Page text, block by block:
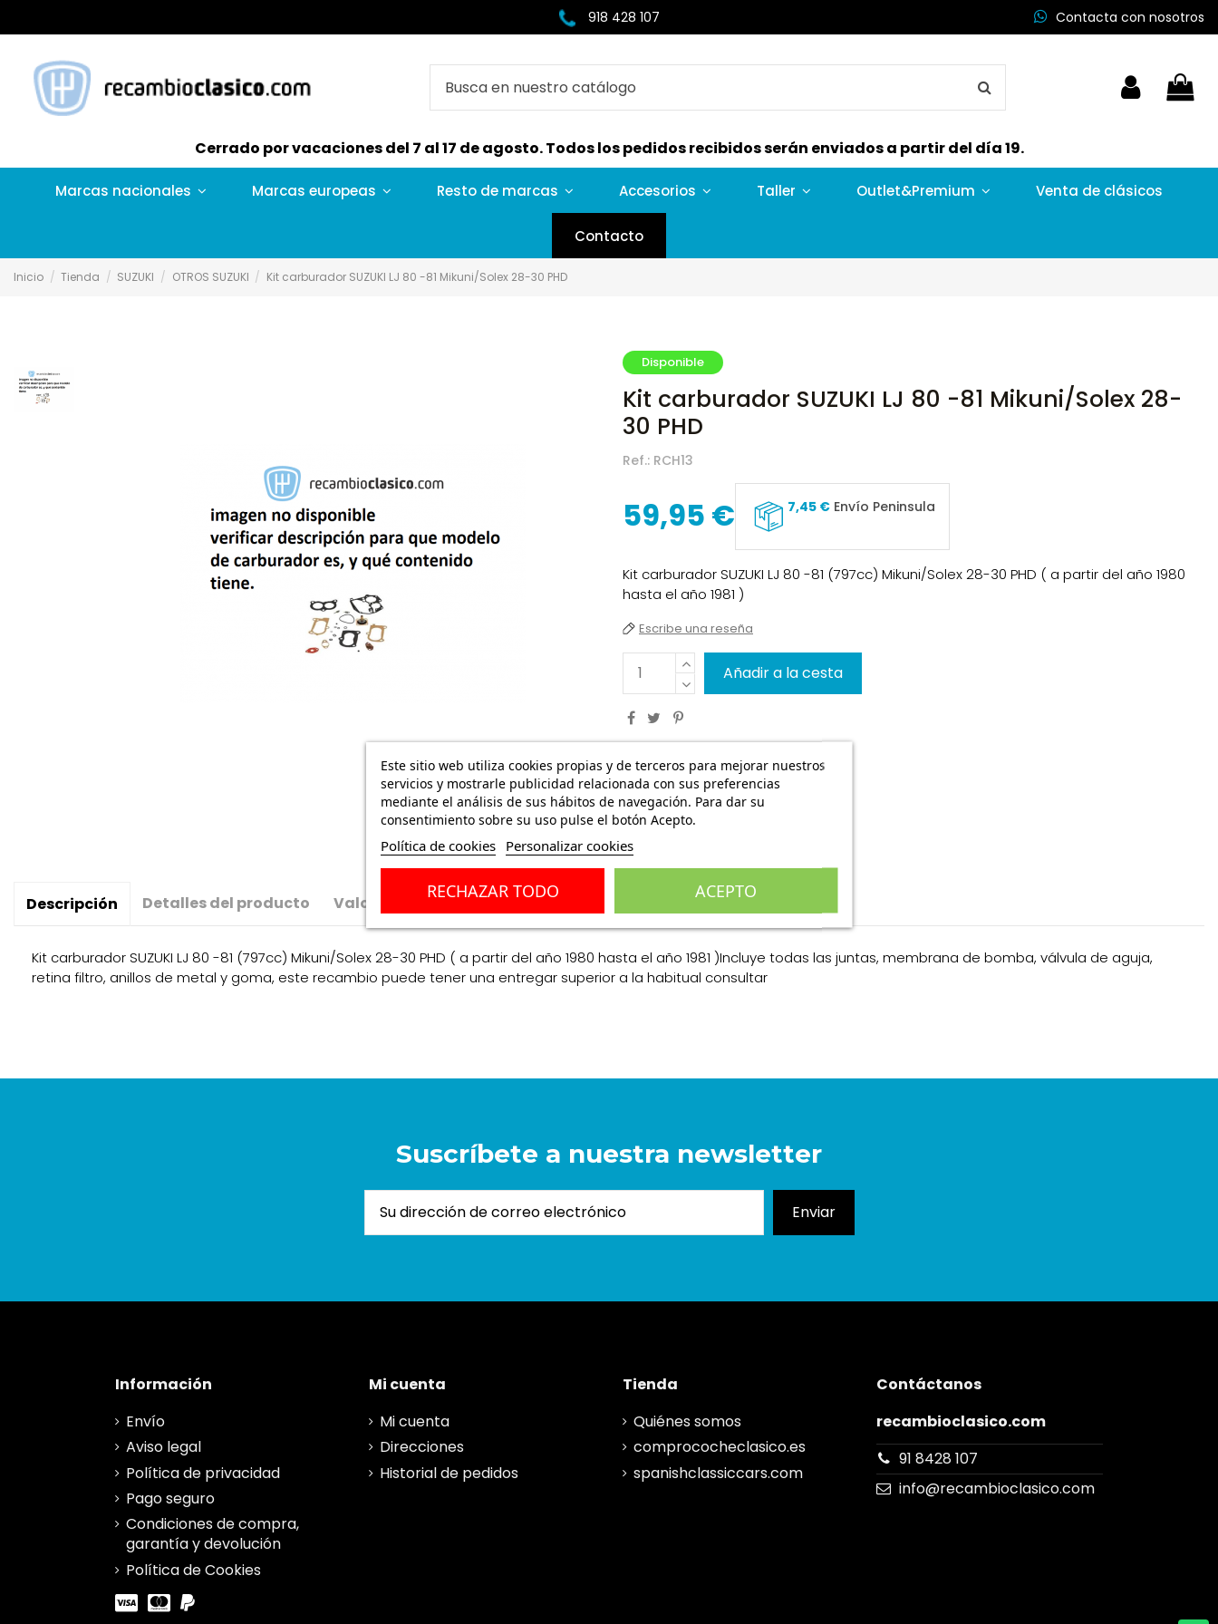
918 428 107 Contacta con nosotros
Cerrado por vacaciones del 7 al 17 de agosto. Todos los pedidos recibidos serán enviados a partir del día 19.
Marcas nacionales Marcas europeas Resto de marcas Accesorios Taller Outlet&Premium Venta de clásicos
Contacto
Inicio Tienda SUZUKI OTROS SUZUKI Kit carburador SUZUKI LJ 80 -81 Mikuni/Solex 28-30 PHD
Disponible
Kit carburador SUZUKI LJ 80 -81 Mikuni/Solex 28-
30 PHD
Ref.: RCH13
59,95 € 7,45 € Envío Peninsula
Kit carburador SUZUKI LJ 80 -81 (797cc) Mikuni/Solex 28-30 PHD ( a partir del año 1980
hasta el año 1981 )
Escribe una reseña
Añadir a la cesta
Descripción Detalles del producto Valoraciones(0)
Kit carburador SUZUKI LJ 80 -81 (797cc) Mikuni/Solex 28-30 PHD ( a partir del año 1980 hasta el año 1981 )Incluye todas las juntas, membrana de bomba, válvula de aguja,
retina filtro, anillos de metal y goma, este recambio puede tener una entregar superior a la habitual consultar
Suscríbete a nuestra newsletter
Información
Envío
Aviso legal
Política de privacidad
Pago seguro
Condiciones de compra,
garantía y devolución
Política de Cookies
Mi cuenta
Mi cuenta
Direcciones
Historial de pedidos
Tienda
Quiénes somos
comprococheclasico.es
spanishclassiccars.com
Contáctanos
recambioclasico.com
91 8428 107
info@recambioclasico.com
Este sitio web utiliza cookies propias y de terceros para mejorar nuestros
servicios y mostrarle publicidad relacionada con sus preferencias
mediante el análisis de sus hábitos de navegación. Para dar su
consentimiento sobre su uso pulse el botón Acepto.
Política de cookies Personalizar cookies
RECHAZAR TODO ACEPTO